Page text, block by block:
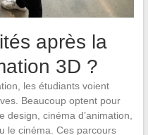
après la
3D ?
les étudiants voient
Beaucoup optent pour
cinéma d’animation,
le cinéma. Ces parcours